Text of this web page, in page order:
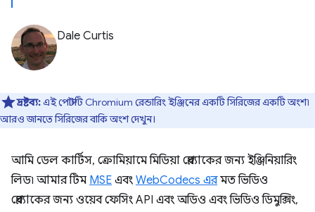
Dale Curtis
দ্রষ্টব্য:এই পোস্টটি Chromium রেন্ডারিং ইঞ্জিনের একটি সিরিজের একটি অংশ৷
আরও জানতে সিরিজের বাকি অংশ দেখুন।
আমি ডেল কার্টিস, ক্রোমিয়ামে মিডিয়া প্লেব্যাকের জন্য ইঞ্জিনিয়ারিং
লিড৷ আমার টিম MSE এবং WebCodecs এরমত ভিডিও
প্লেব্যাকের জন্য ওয়েব ফেসিং API এবং অডিও এবং ভিডিও ডিমুক্সিং,